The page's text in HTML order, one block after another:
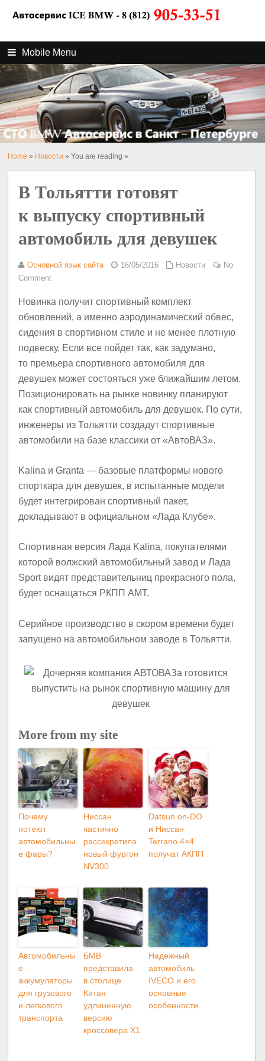
Mobile Menu
Home » Новости » You are reading »
В Тольятти готовят
к выпуску спортивный
автомобиль для девушек
Основной язык сайта 16/05/2016 Новости
No
Comment
Новинка получит спортивный комплект
обновлений, а именно аэродинамический обвес,
сидения в спортивном стиле и не менее плотную
подвеску. Если все пойдет так, как задумано,
то премьера спортивного автомобиля для
девушек может состояться уже ближайшим летом.
Позиционировать на рынке новинку планируют
как спортивный автомобиль для девушек. По сути,
инженеры из Тольятти создадут спортивные
автомобили на базе классики от «АвтоВАЗ».
Kalina и Granta — базовые платформы нового
спорткара для девушек, в испытанные модели
будет интегрирован спортивный пакет,
докладывают в официальном «Лада Клубе».
Спортивная версия Лада Kalina, покупателями
которой волжский автомобильный завод и Лада
Sport видят представительниц прекрасного пола,
будет оснащаться РКПП AMT.
Серийное производство в скором времени будет
запущено на автомобильном заводе в Тольятти.
More from my site
Почему
потеют
автомобильны
е фары?
Ниссан
частично
рассекретила
новый фургон
NV300
Datsun on-DO
и Ниссан
Terrano 4×4
получат АКПП
Автомобильны
е
аккумуляторы
для грузового
и легкового
транспорта
БМВ
представила
в столице
Китая
удлиненную
версию
кроссовера X1
Надежный
автомобиль
IVECO и его
основные
особенности